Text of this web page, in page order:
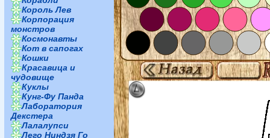
Король Лев
Корпорация
монстров
Космонавты
Кот в сапогах
Кошки
Красавица и
чудовище
Куклы
Кунг-Фу Панда
Лаборатория
Декстера
Лалалупси
Лего Ниндзя Го